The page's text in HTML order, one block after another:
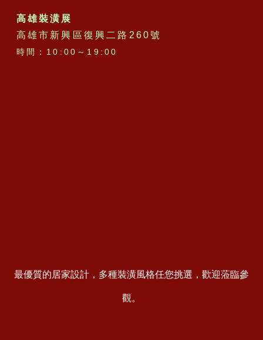
高雄裝潢展
高雄市新興區復興二路260號
時間：10:00～19:00
最優質的居家設計，多種裝潢風格任您挑選，歡迎蒞臨參
觀。